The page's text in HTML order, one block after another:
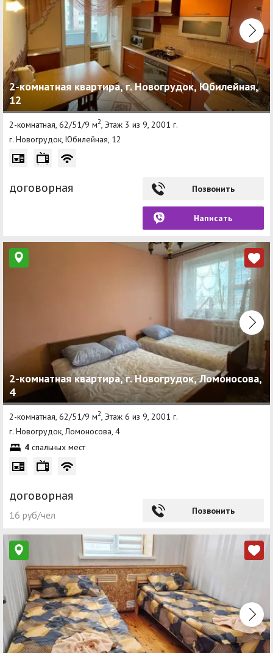
2-комнатная квартира, г. Новогрудок, Юбилейная,
12
2-комнатная, 62/51/9 м2, Этаж 3 из 9, 2001 г.
г. Новогрудок, Юбилейная, 12
договорная Позвонить
Написать
2-комнатная квартира, г. Новогрудок, Ломоносова,
4
2-комнатная, 62/51/9 м2 , Этаж 6 из 9, 2001 г.
г. Новогрудок, Ломоносова, 4
4 спальных мест
договорная
16 руб/чел Позвонить